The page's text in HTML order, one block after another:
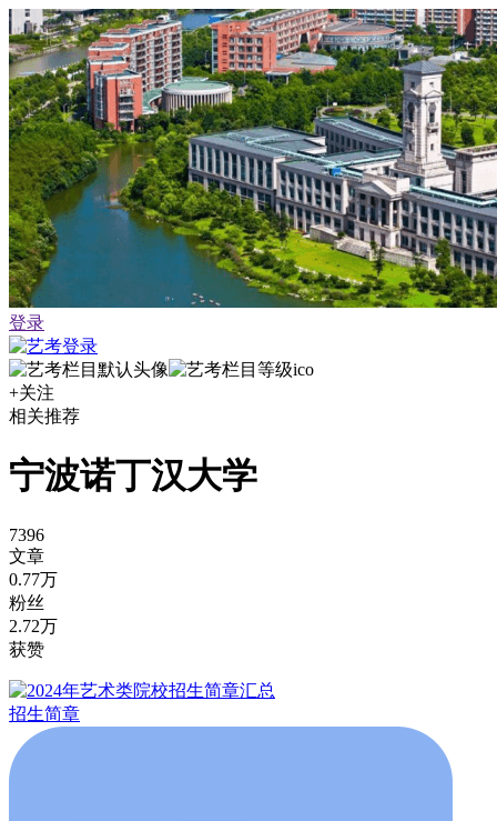
登录
+关注
相关推荐
宁波诺丁汉大学
7396
文章
0.77万
粉丝
2.72万
获赞
招生简章